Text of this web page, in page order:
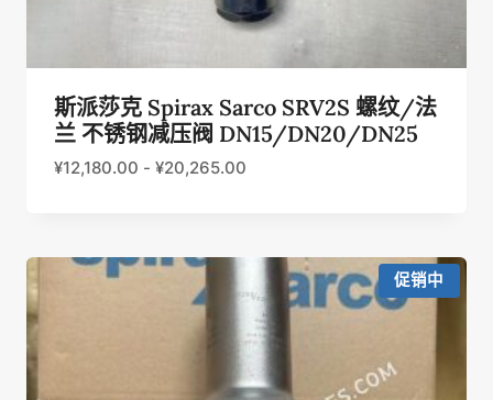
斯派莎克 Spirax Sarco SRV2S 螺纹/法
兰 不锈钢减压阀 DN15/DN20/DN25
¥12,180.00 - ¥20,265.00
促销中